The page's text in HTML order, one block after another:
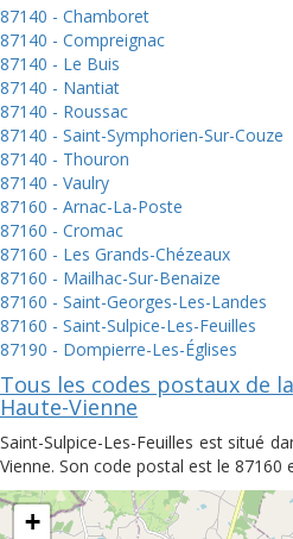
87140 - Chamboret
87140 - Compreignac
87140 - Le Buis
87140 - Nantiat
87140 - Roussac
87140 - Saint-Symphorien-Sur-Couze
87140 - Thouron
87140 - Vaulry
87160 - Arnac-La-Poste
87160 - Cromac
87160 - Les Grands-Chézeaux
87160 - Mailhac-Sur-Benaize
87160 - Saint-Georges-Les-Landes
87160 - Saint-Sulpice-Les-Feuilles
87190 - Dompierre-Les-Églises
Tous les codes postaux de la
Haute-Vienne
Saint-Sulpice-Les-Feuilles est situé
Vienne. Son code postal est le 87160
+